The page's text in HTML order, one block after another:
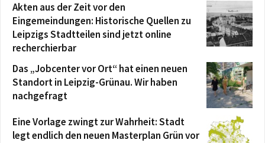
Akten aus der Zeit vor den
Eingemeindungen: Historische Quellen zu
Leipzigs Stadtteilen sind jetzt online
recherchierbar
Das „Jobcenter vor Ort“ hat einen neuen
Standort in Leipzig-Grünau. Wir haben
nachgefragt
Eine Vorlage zwingt zur Wahrheit: Stadt
legt endlich den neuen Masterplan Grün vor